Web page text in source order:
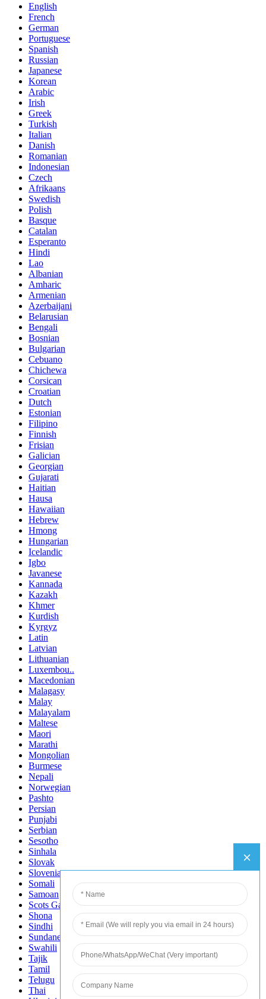
English
French
German
Portuguese
Spanish
Russian
Japanese
Korean
Arabic
Irish
Greek
Turkish
Italian
Danish
Romanian
Indonesian
Czech
Afrikaans
Swedish
Polish
Basque
Catalan
Esperanto
Hindi
Lao
Albanian
Amharic
Armenian
Azerbaijani
Belarusian
Bengali
Bosnian
Bulgarian
Cebuano
Chichewa
Corsican
Croatian
Dutch
Estonian
Filipino
Finnish
Frisian
Galician
Georgian
Gujarati
Haitian
Hausa
Hawaiian
Hebrew
Hmong
Hungarian
Icelandic
Igbo
Javanese
Kannada
Kazakh
Khmer
Kurdish
Kyrgyz
Latin
Latvian
Lithuanian
Luxembou..
Macedonian
Malagasy
Malay
Malayalam
Maltese
Maori
Marathi
Mongolian
Burmese
Nepali
Norwegian
Pashto
Persian
Punjabi
Serbian
Sesotho
Sinhala
Slovak
Slovenian
Somali
Samoan
Scots Gaelic
Shona
Sindhi
Sundanese
Swahili
Tajik
Tamil
Telugu
Thai